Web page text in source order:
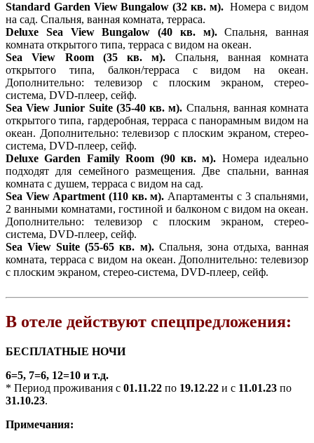
Standard Garden View Bungalow (32 кв. м). Номера с видом
на сад. Спальня, ванная комната, терраса.
Deluxe Sea View Bungalow (40 кв. м).Спальня, ванная
комната открытого типа, терраса с видом на океан.
Sea View Room (35 кв. м). Спальня, ванная комната
открытого типа, балкон/терраса с видом на океан.
Дополнительно: телевизор с плоским экраном, стерео-
система, DVD-плеер, сейф.
Sea View Junior Suite (35-40 кв. м). Спальня, ванная комната
открытого типа, гардеробная, терраса с панорамным видом на
океан. Дополнительно: телевизор с плоским экраном, стерео-
система, DVD-плеер, сейф.
Deluxe Garden Family Room (90 кв. м). Номера идеально
подходят для семейного размещения. Две спальни, ванная
комната с душем, терраса с видом на сад.
Sea View Apartment (110 кв. м). Апартаменты с 3 спальнями,
2 ванными комнатами, гостиной и балконом с видом на океан.
Дополнительно: телевизор с плоским экраном, стерео-
система, DVD-плеер, сейф.
Sea View Suite (55-65 кв. м). Спальня, зона отдыха, ванная
комната, терраса с видом на океан. Дополнительно: телевизор
с плоским экраном, стерео-система, DVD-плеер, сейф.
В отеле действуют спецпредложения:
БЕСПЛАТНЫЕ НОЧИ
6=5, 7=6, 12=10 и т.д.
* Период проживания с 01.11.22 по 19.12.22 и с 11.01.23 по
31.10.23.
Примечания: